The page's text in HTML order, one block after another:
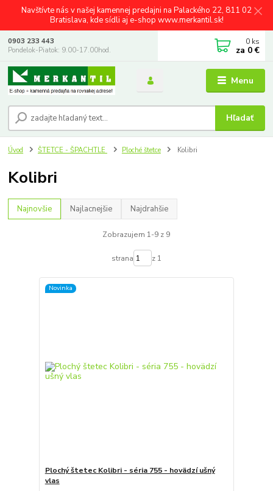
Navštívte nás v našej kamennej predajni na Palackého 22, 811 02
Bratislava, kde sídli aj e-shop www.merkantil.sk!
Menu
Hľadať
0903 233 443
Pondelok-Piatok: 9.00-17.00hod.
0 ks
za 0 €
Úvod ŠTETCE - ŠPACHTLE Ploché štetce Kolibri
Kolibri
Najnovšie Najlacnejšie Najdrahšie
Zobrazujem 1-9 z 9
strana z 1
Novinka
Plochý štetec Kolibri - séria 755 - hovädzí ušný
vlas